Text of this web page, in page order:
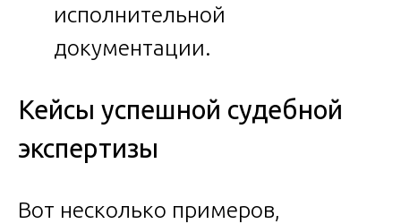
исполнительной
документации.
Кейсы успешной судебной
экспертизы
Вот несколько примеров,